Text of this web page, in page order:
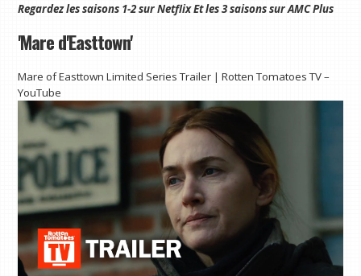
Regardez les saisons 1-2 surNetflixEt les 3 saisons surAMC Plus
'Mare d'Easttown'
Mare of Easttown Limited Series Trailer | Rotten Tomatoes TV –
YouTube